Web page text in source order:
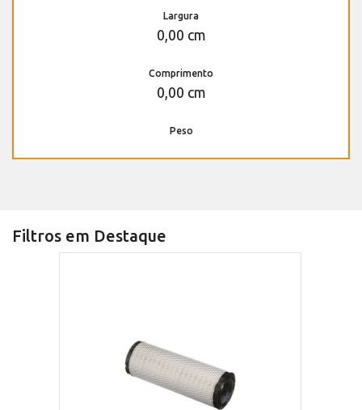
Largura
0,00 cm
Comprimento
0,00 cm
Peso
Filtros em Destaque